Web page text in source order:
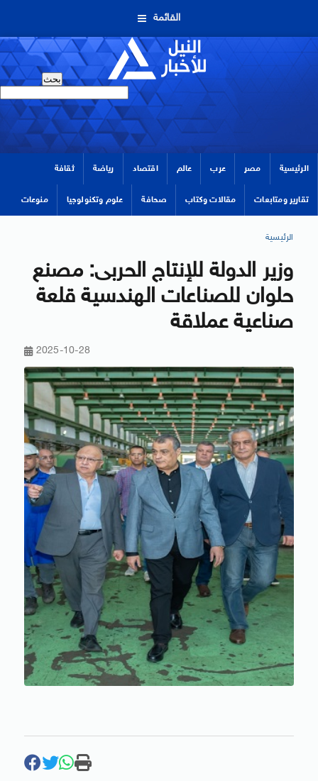
القائمة
الرئيسية مصر عرب عالم اقتصاد رياضة ثقافة
تقارير ومتابعات مقالات وكتاب صحافة علوم وتكنولوجيا منوعات
الرئيسية
وزير الدولة للإنتاج الحربى: مصنع
حلوان للصناعات الهندسية قلعة
صناعية عملاقة
2025-10-28